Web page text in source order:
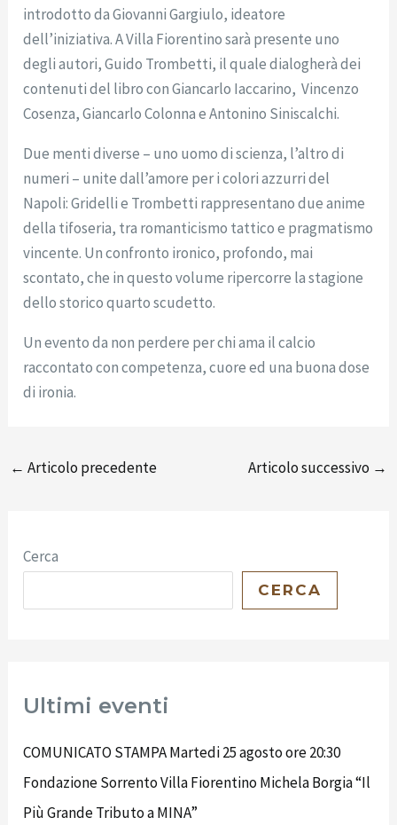
introdotto da Giovanni Gargiulo, ideatore
dell’iniziativa. A Villa Fiorentino sarà presente uno
degli autori, Guido Trombetti, il quale dialogherà dei
contenuti del libro con Giancarlo Iaccarino, Vincenzo
Cosenza, Giancarlo Colonna e Antonino Siniscalchi.
Due menti diverse – uno uomo di scienza, l’altro di
numeri – unite dall’amore per i colori azzurri del
Napoli: Gridelli e Trombetti rappresentano due anime
della tifoseria, tra romanticismo tattico e pragmatismo
vincente. Un confronto ironico, profondo, mai
scontato, che in questo volume ripercorre la stagione
dello storico quarto scudetto.
Un evento da non perdere per chi ama il calcio
raccontato con competenza, cuore ed una buona dose
di ironia.
← Articolo precedente Articolo successivo →
Cerca
CERCA
Ultimi eventi
COMUNICATO STAMPA Martedi 25 agosto ore 20:30
Fondazione Sorrento Villa Fiorentino Michela Borgia “Il
Più Grande Tributo a MINA”